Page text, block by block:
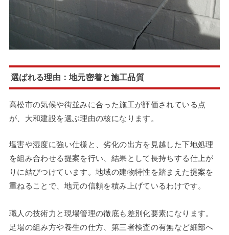
選ばれる理由：地元密着と施工品質
高松市の気候や街並みに合った施工が評価されている点
が、大和建設を選ぶ理由の核になります。
塩害や湿度に強い仕様と、劣化の出方を見越した下地処理
を組み合わせる提案を行い、結果として長持ちする仕上が
りに結びつけています。地域の建物特性を踏まえた提案を
重ねることで、地元の信頼を積み上げているわけです。
職人の技術力と現場管理の徹底も差別化要素になります。
足場の組み方や養生の仕方、第三者検査の有無など細部へ